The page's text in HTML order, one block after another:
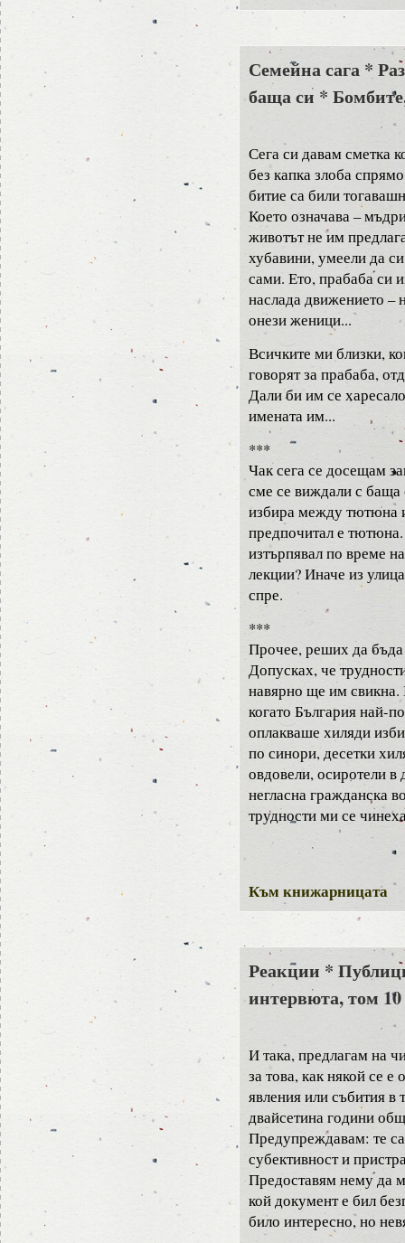
Семейна сага *
баща си *
Сега си давам сметка
без капка злоба
битие са били
Което означава –
животът не им
хубавини, умеели да
сами. Ето, прабаба си
наслада движението –
онези женици...
Всичките ми близки,
говорят за прабаба,
Дали би им се
имената им...
***
Чак сега се досещам
сме се виждали с баща
избира между тютюна
предпочитал е
изтърпявал по време
лекции? Иначе из
спре.
***
Прочее, реших да
Допусках, че
навярно ще им свикна.
когато България най-
оплакваше хиляди
по синори, десетки
овдовели, осиротели в
негласна гражданска
трудности ми се
Към книжарницата
Реакции *
интервюта, том 10
И така, предлагам на
за това, как някой се е
явления или събития в
двайсетина години
Предупреждавам: те
субективност и
Предоставям нему да
кой документ е бил
било интересно, но